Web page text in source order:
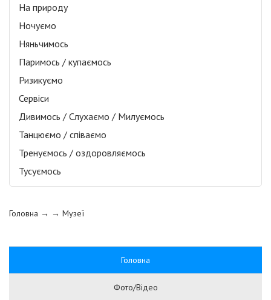
На природу
Ночуємо
Няньчимось
Паримось / купаємось
Ризикуємо
Сервіси
Дивимось / Слухаємо / Милуємось
Танцюємо / співаємо
Тренуємось / оздоровляємось
Тусуємось
Головна → → Музеї
Головна
Фото/Відео